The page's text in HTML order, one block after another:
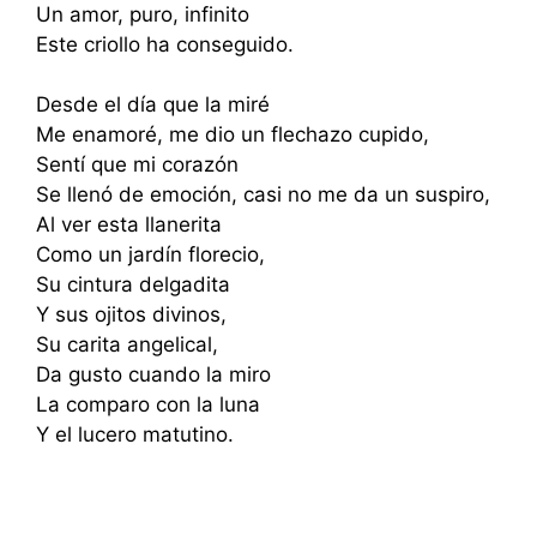
Un amor, puro, infinito
Este criollo ha conseguido.
Desde el día que la miré
Me enamoré, me dio un flechazo cupido,
Sentí que mi corazón
Se llenó de emoción, casi no me da un suspiro,
Al ver esta llanerita
Como un jardín florecio,
Su cintura delgadita
Y sus ojitos divinos,
Su carita angelical,
Da gusto cuando la miro
La comparo con la luna
Y el lucero matutino.